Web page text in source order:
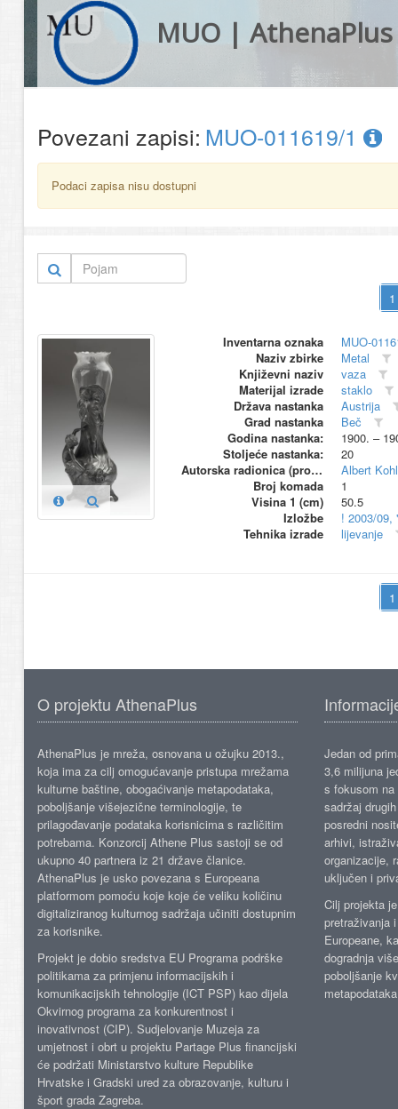
MUO | AthenaPlus
Povezani zapisi: MUO-011619/1
Podaci zapisa nisu dostupni
Inventarna oznaka
MUO-
Naziv zbirke
Metal
Književni naziv
vaza
Materijal izrade
staklo
Država nastanka
Austrija
Grad nastanka
Beč
Godina nastanka:
1900. –
Stoljeće nastanka:
20
Autorska radionica (proizvođač)
Albert
Broj komada
1
Visina 1 (cm)
50.5
Izložbe
! 2003/09,
Tehnika izrade
lijevanje
O projektu AthenaPlus
AthenaPlus je mreža, osnovana u ožujku 2013.,
koja ima za cilj omogućavanje pristupa mrežama
kulturne baštine, obogaćivanje metapodataka,
poboljšanje višejezične terminologije, te
prilagođavanje podataka korisnicima s različitim
potrebama. Konzorcij Athene Plus sastoji se od
ukupno 40 partnera iz 21 države članice.
AthenaPlus je usko povezana s Europeana
platformom pomoću koje koje će veliku količinu
digitaliziranog kulturnog sadržaja učiniti dostupnim
za korisnike.
Projekt je dobio sredstva EU Programa podrške
politikama za primjenu informacijskih i
komunikacijskih tehnologije (ICT PSP) kao dijela
Okvirnog programa za konkurentnost i
inovativnost (CIP). Sudjelovanje Muzeja za
umjetnost i obrt u projektu Partage Plus financijski
će podržati Ministarstvo kulture Republike
Hrvatske i Gradski ured za obrazovanje, kulturu i
šport grada Zagreba.
Jedan od
3,6 milijuna
s fokusom
sadržaj
posredni
arhivi,
organizacije,
uključen i
Cilj projekta
pretraživanja
Europeane,
dogradnja
poboljšanje